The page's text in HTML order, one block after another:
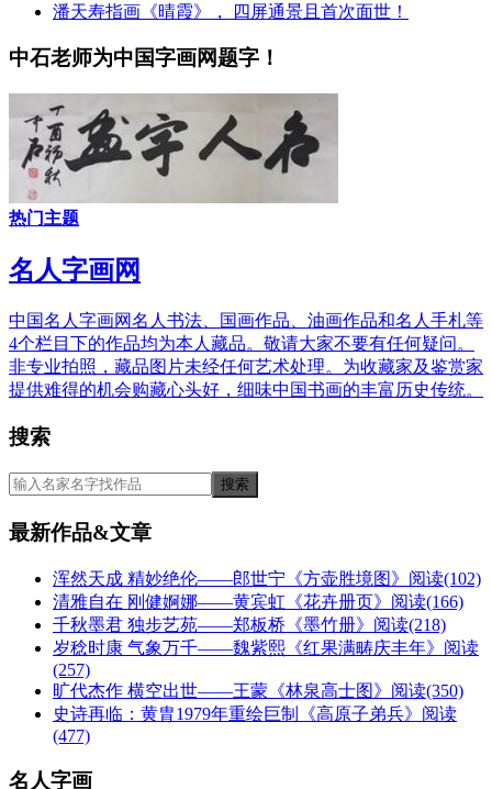
潘天寿指画《晴霞》， 四屏通景且首次面世！
中石老师为中国字画网题字！
热门主题
名人字画网
中国名人字画网名人书法、国画作品、油画作品和名人手札等
4个栏目下的作品均为本人藏品。敬请大家不要有任何疑问。
非专业拍照，藏品图片未经任何艺术处理。为收藏家及鉴赏家
提供难得的机会购藏心头好，细味中国书画的丰富历史传统。
搜索
最新作品&文章
浑然天成 精妙绝伦——郎世宁《方壶胜境图》 阅读(102)
清雅自在 刚健婀娜——黄宾虹《花卉册页》 阅读(166)
千秋墨君 独步艺苑——郑板桥《墨竹册》 阅读(218)
岁稔时康 气象万千——魏紫熙《红果满畴庆丰年》 阅读
(257)
旷代杰作 横空出世——王蒙《林泉高士图》 阅读(350)
史诗再临：黄胄1979年重绘巨制《高原子弟兵》 阅读
(477)
名人字画